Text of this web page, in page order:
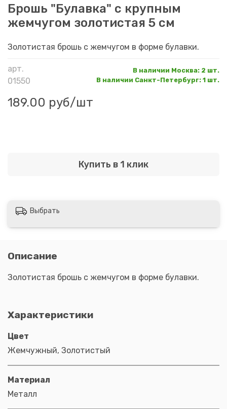
арт.
01550
В наличии Москва: 2 шт.
В наличии Санкт-Петербург: 1 шт.
Брошь "Булавка" с крупным
жемчугом золотистая 5 см
189.00 руб/шт
Купить в 1 клик
Золотистая брошь с жемчугом в форме булавки.
Выбрать
Описание
Золотистая брошь с жемчугом в форме булавки.
Характеристики
Цвет
Жемчужный, Золотистый
Материал
Металл